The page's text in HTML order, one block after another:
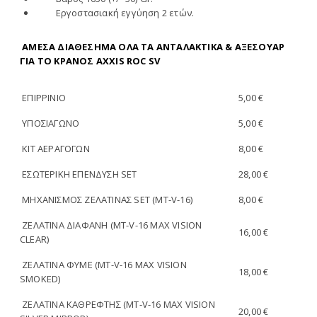
Εργοστασιακή εγγύηση 2 ετών.
ΑΜΕΣΑ ΔΙΑΘΕΣΗΜΑ ΟΛΑ ΤΑ ΑΝΤΑΛΑΚΤΙΚΑ & ΑΞΕΣΟΥΑΡ
ΓΙΑ ΤΟ ΚΡΑΝΟΣ AXXIS ROC SV
ΕΠΙΡΡΙΝΙΟ
5,00 €
ΥΠΟΣΙΑΓΩΝΟ
5,00 €
KIT ΑΕΡΑΓΟΓΩΝ
8,00 €
ΕΣΩΤΕΡΙΚΗ ΕΠΕΝΔΥΣΗ SET
28,00 €
ΜΗΧΑΝΙΣΜΟΣ ΖΕΛΑΤΙΝΑΣ SET (MT-V-16)
8,00 €
ΖΕΛΑΤΙΝΑ ΔΙΑΦΑΝΗ (MT-V-16 MAX VISION
CLEAR)
16,00 €
ΖΕΛΑΤΙΝΑ ΦΥΜΕ (MT-V-16 MAX VISION
SMOKED)
18,00 €
ΖΕΛΑΤΙΝΑ ΚΑΘΡΕΦΤΗΣ (MT-V-16 MAX VISION
20,00 €